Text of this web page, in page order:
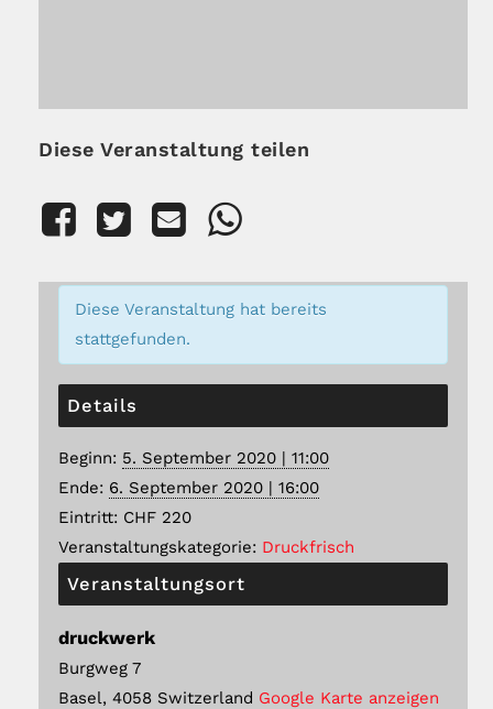
Diese Veranstaltung teilen
Diese Veranstaltung hat bereits
stattgefunden.
Details
Beginn: 5. September 2020 | 11:00
Ende: 6. September 2020 | 16:00
Eintritt: CHF 220
Veranstaltungskategorie: Druckfrisch
Veranstaltungsort
druckwerk
Burgweg 7
Basel, 4058 Switzerland Google Karte anzeigen